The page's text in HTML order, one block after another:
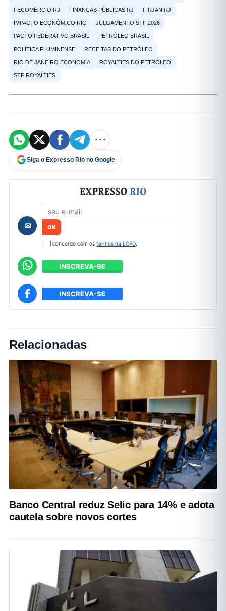
FECOMÉRCIO RJ FINANÇAS PÚBLICAS RJ FIRJAN RJ
IMPACTO ECONÔMICO RIO JULGAMENTO STF 2026
PACTO FEDERATIVO BRASIL PETRÓLEO BRASIL
POLÍTICA FLUMINENSE RECEITAS DO PETRÓLEO
RIO DE JANEIRO ECONOMIA ROYALTIES DO PETRÓLEO
STF ROYALTIES
Siga o Expresso Rio no Google
Formulário de cadastro
✉
concordo com os termos da LGPD.
INSCREVA-SE
INSCREVA-SE
Relacionadas
Banco Central reduz Selic para 14% e adota
cautela sobre novos cortes